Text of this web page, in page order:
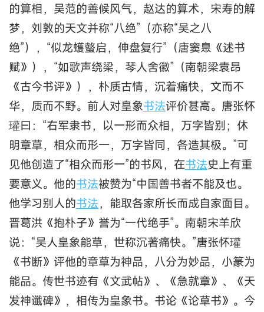
的算相，吴范的善候风气，赵达的算术，宋寿的解
梦，刘敦的天文并称“八绝”（亦称“吴之八
绝”），“似龙蠖螫启，伸盘复行”（唐窦臮《述书
赋》），“如歌声绕梁，琴人舍徽”（南朝梁袁昂
《古今书评》），朴质古情，沉着痛快，文而不
华，质而不野。前人对皇象书法评价甚高。唐张怀
瓘曰：“右军隶书，以一形而众相，万字皆别；休
明章草，相众而形一，万字皆同，各造其极。”可
见他创造了“相众而形一”的书风，在书法史上有重
要意义。他的书法被赞为“中国善书者不能及也。
他学习别人的书法，能取各家所长而成自家面目。
晋葛洪《抱朴子》誉为“一代绝手”。南朝宋羊欣
说：“吴人皇象能草，世称沉著痛快。”唐张怀瓘
《书断》评他的章草为神品，八分为妙品，小篆为
能品。传世书迹有《文武帖》、《急就章》、《天
发神谶碑》，相传为皇象书。书论《论草书》。今